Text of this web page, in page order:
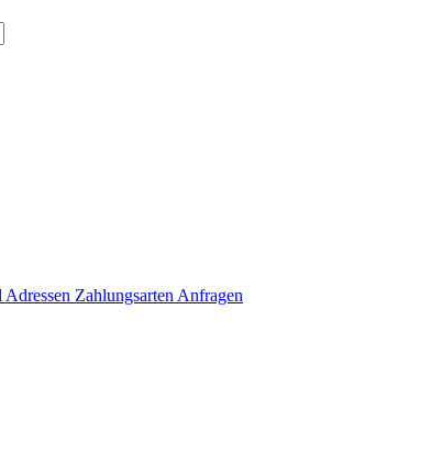
Adressen Zahlungsarten Anfragen